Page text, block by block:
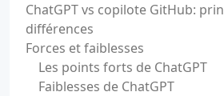
ChatGPT vs copilote GitHub:
différences
Forces et faiblesses
Les points forts de ChatGPT
Faiblesses de ChatGPT